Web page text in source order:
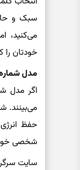
سبک و
می‌کنید،
خودتان
مدل شماره
می‌بینند.
حفظ
شخصی خود
سایت